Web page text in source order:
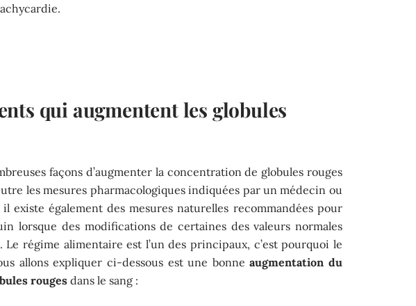
qui augmentent les globules
façons d’augmenter la concentration de globules rouges
les mesures pharmacologiques indiquées par un médecin ou
existe également des mesures naturelles recommandées pour
lorsque des modifications de certaines des valeurs normales
Le régime alimentaire est l’un des principaux, c’est pourquoi le
allons expliquer ci-dessous est une bonneaugmentation du
rouges dans le sang :